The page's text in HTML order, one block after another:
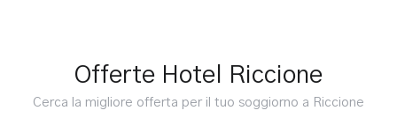
Offerte Hotel Riccione
Cerca la migliore offerta per il tuo soggiorno a Riccione